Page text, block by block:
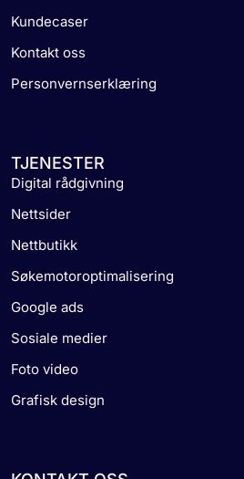
Kundecaser
Kontakt oss
Personvernserklæring
TJENESTER
Digital rådgivning
Nettsider
Nettbutikk
Søkemotoroptimalisering
Google ads
Sosiale medier
Foto video
Grafisk design